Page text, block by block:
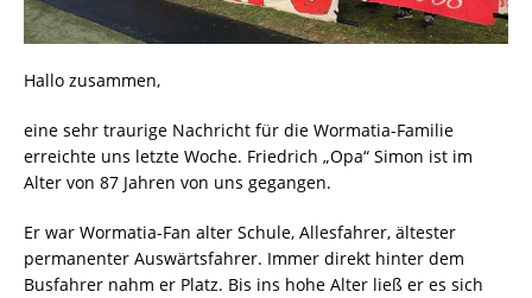
Hallo zusammen,
eine sehr traurige Nachricht für die Wormatia-Familie
erreichte uns letzte Woche. Friedrich „Opa“ Simon ist im
Alter von 87 Jahren von uns gegangen.
Er war Wormatia-Fan alter Schule, Allesfahrer, ältester
permanenter Auswärtsfahrer. Immer direkt hinter dem
Busfahrer nahm er Platz. Bis ins hohe Alter ließ er es sich